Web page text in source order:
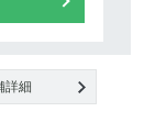
詳細